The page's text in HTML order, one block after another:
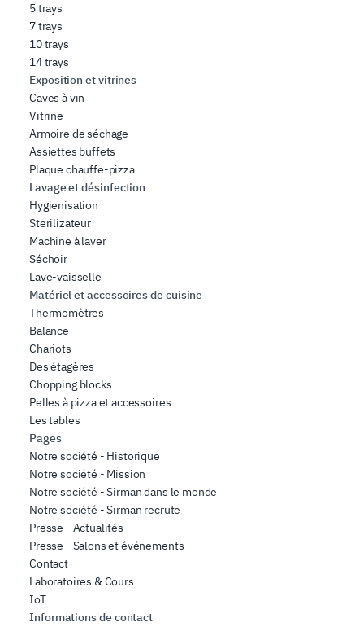
5 trays
7 trays
10 trays
14 trays
Exposition et vitrines
Caves à vin
Vitrine
Armoire de séchage
Assiettes buffets
Plaque chauffe-pizza
Lavage et désinfection
Hygienisation
Sterilizateur
Machine à laver
Séchoir
Lave-vaisselle
Matériel et accessoires de cuisine
Thermomètres
Balance
Chariots
Des étagères
Chopping blocks
Pelles à pizza et accessoires
Les tables
Pages
Notre société - Historique
Notre société - Mission
Notre société - Sirman dans le monde
Notre société - Sirman recrute
Presse - Actualités
Presse - Salons et événements
Contact
Laboratoires & Cours
IoT
Informations de contact